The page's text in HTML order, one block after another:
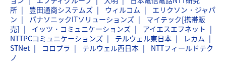
所
豊田通商システムズ ウィルコム
エリクソン・ジャパ
ン
パナソニックITソリューションズ
マイテック[携帯販
売]
イッツ・コミュニケーションズ
アイエスエフネット
NTTPCコミュニケーションズ
テルウェル東日本
レカム
STNet
コロプラ テルウェル西日本
NTTフィールドテク
ノ